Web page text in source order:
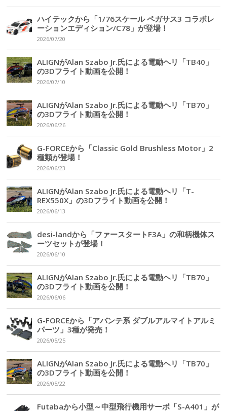
ハイテックから「1/76スケール ペガサス3 コラボレ
ーションエディション/C78」が登場！
2026/07/20
ALIGNがAlan Szabo Jr.氏による電動ヘリ「TB40」
の3Dフライト動画を公開！
2026/07/10
ALIGNがAlan Szabo Jr.氏による電動ヘリ「TB70」
の3Dフライト動画を公開！
2026/06/26
G-FORCEから「Classic Gold Brushless Motor」2
種類が登場！
2026/06/23
ALIGNがAlan Szabo Jr.氏による電動ヘリ「T-
REX550X」の3Dフライト動画を公開！
2026/06/13
desi-landから「ファースタートF3A」の和柄機体ス
ーツセットが登場！
2026/06/10
ALIGNがAlan Szabo Jr.氏による電動ヘリ「TB70」
の3Dフライト動画を公開！
2026/06/06
G-FORCEから「アバンテ系 ダブルアルマイトアルミ
パーツ」3種が発売！
2026/05/25
ALIGNがAlan Szabo Jr.氏による電動ヘリ「TB70」
の3Dフライト動画を公開！
2026/05/22
Futabaから小型～中型飛行機用サーボ「S-A401」が